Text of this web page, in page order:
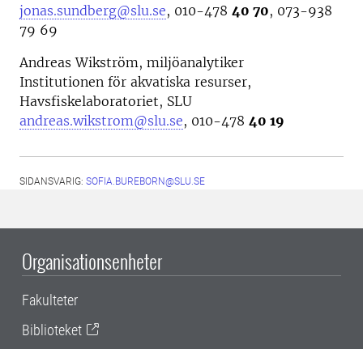
jonas.sundberg@slu.se, 010-478 40 70, 073-938
79 69
Andreas Wikström, miljöanalytiker
Institutionen för akvatiska resurser,
Havsfiskelaboratoriet, SLU
andreas.wikstrom@slu.se, 010-478 40 19
SIDANSVARIG: SOFIA.BUREBORN@SLU.SE
Organisationsenheter
Fakulteter
Biblioteket